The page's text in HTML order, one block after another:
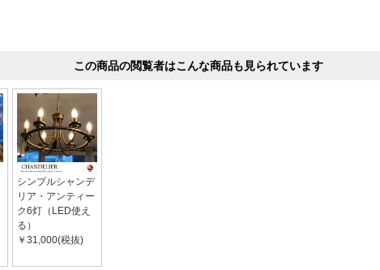
この商品の閲覧者はこんな商品も見られています
シンプルシャンデ
リア・アンティー
ク6灯（LED使え
る）
￥31,000(税抜)